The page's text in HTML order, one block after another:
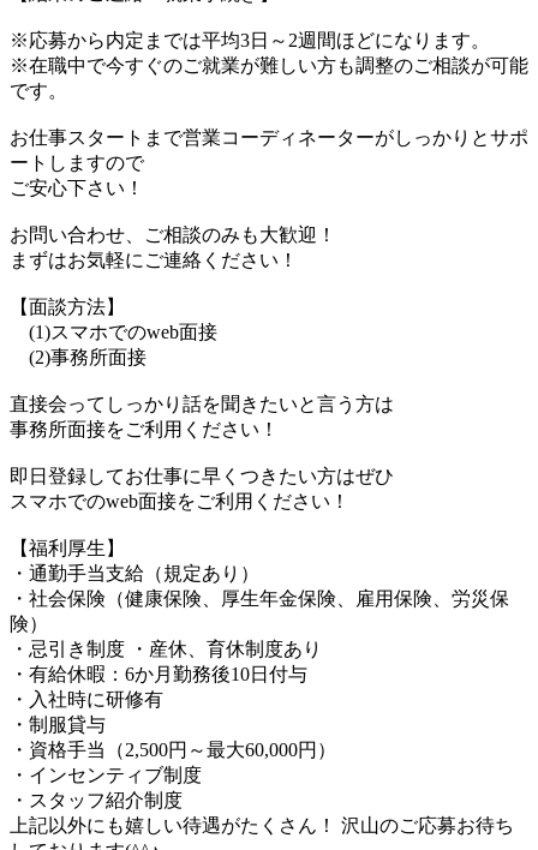
※応募から内定までは平均3日～2週間ほどになります。
※在職中で今すぐのご就業が難しい方も調整のご相談が可能
です。
お仕事スタートまで営業コーディネーターがしっかりとサポ
ートしますので
ご安心下さい！
お問い合わせ、ご相談のみも大歓迎！
まずはお気軽にご連絡ください！
【面談方法】
(1)スマホでのweb面接
(2)事務所面接
直接会ってしっかり話を聞きたいと言う方は
事務所面接をご利用ください！
即日登録してお仕事に早くつきたい方はぜひ
スマホでのweb面接をご利用ください！
【福利厚生】
・通勤手当支給（規定あり）
・社会保険（健康保険、厚生年金保険、雇用保険、労災保
険）
・忌引き制度 ・産休、育休制度あり
・有給休暇：6か月勤務後10日付与
・入社時に研修有
・制服貸与
・資格手当（2,500円～最大60,000円）
・インセンティブ制度
・スタッフ紹介制度
上記以外にも嬉しい待遇がたくさん！ 沢山のご応募お待ち